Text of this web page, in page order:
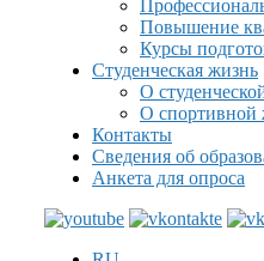
Повышение
Курсы
Студенческая жизнь
О
О спортивной
Контакты
Сведения об
Анкета для опроса